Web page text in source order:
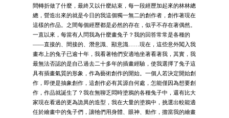
間轉折做了什麼，最終又以什麼結束，每一段經歷加起來的林林總
總，營造出來的就是今日的我這個獨一無二的創作者，創作著現在
這樣的作品。之間每個經歷都是必然的存在，似乎不存在著偶然。
一直以來，每當有人問我為什麼畫兔子？我的回答常常是各種的
——直接的、間接的、潛意識、顯意識……現在，這些意外闖入我
畫布上的兔子已逾十年，我看著牠們安適地坐著看著我，其實，我
最無法否認的是自己過去二十多年的插畫經驗，使我選擇了兔子這
具有插畫氣質的形象，作為藝術創作的開始。一個人若決定開始創
作，即便是抽象創作，這創作必有其源自何處，怎能僅因為想要創
作，作品就誕生了？我在無聊乏悶時塗鴉的各種兔子中，還有比大
家現在看過的更為詭異的造型，我在大量的塗鴉中，挑選出較能適
任於繪畫中的兔子們，讓牠們用身體、眼神、動作，擔當我的繪畫